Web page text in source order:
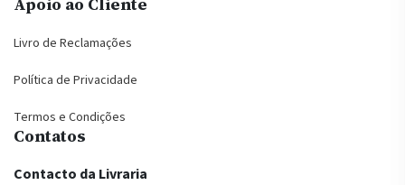
Livro de Reclamações
Política de Privacidade
Termos e Condições
Contatos
Contacto da Livraria